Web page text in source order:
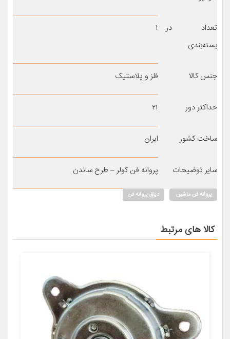
تعداد در
بسته‌بندی
۱
جنس کالا فلز و پلاستیک
حداکثر دور ۲۱
ساخت کشور ایران
سایر توضیحات پروانه فن کولر – طرح ساندن
پروانه فن ماشین دیاق پروانه فن
کالا های مرتبط